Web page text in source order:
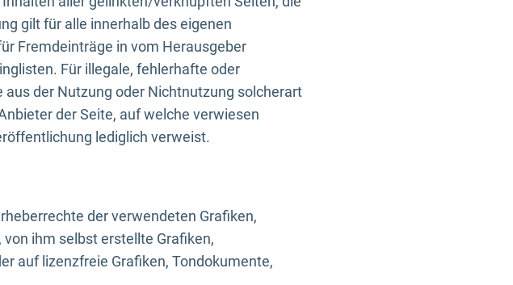
gilt für alle innerhalb des eigenen
Fremdeinträge in vom Herausgeber
Für illegale, fehlerhafte oder
der Nutzung oder Nichtnutzung solcherart
der Seite, auf welche verwiesen
lediglich verweist.
der verwendeten Grafiken,
ihm selbst erstellte Grafiken,
auf lizenzfreie Grafiken, Tondokumente,